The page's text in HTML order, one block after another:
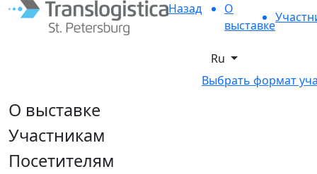
Назад
О
выставке
Ru
Выбрать формат
О выставке
Участникам
Посетителям